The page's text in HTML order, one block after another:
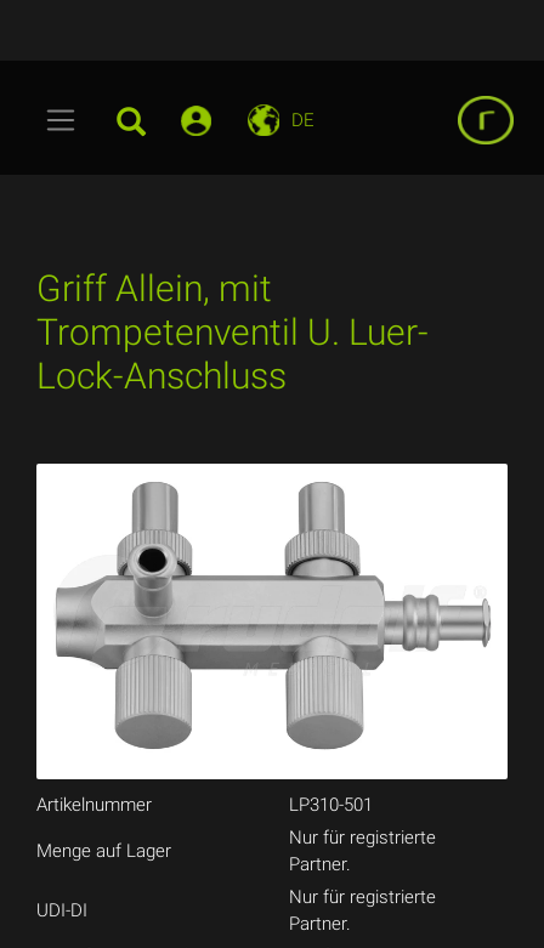
DE
Griff Allein, mit
Trompetenventil U. Luer-
Lock-Anschluss
Artikelnummer LP310-501
Menge auf Lager
Nur für registrierte
Partner.
UDI-DI
Nur für registrierte
Partner.